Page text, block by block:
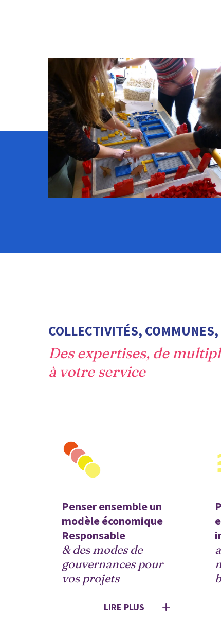
COLLECTIVITÉS,
Des expertises, de
à votre service
Penser ensemble un
modèle économique
Responsable
& des modes de
gouvernances pour
vos projets
LIRE PLUS